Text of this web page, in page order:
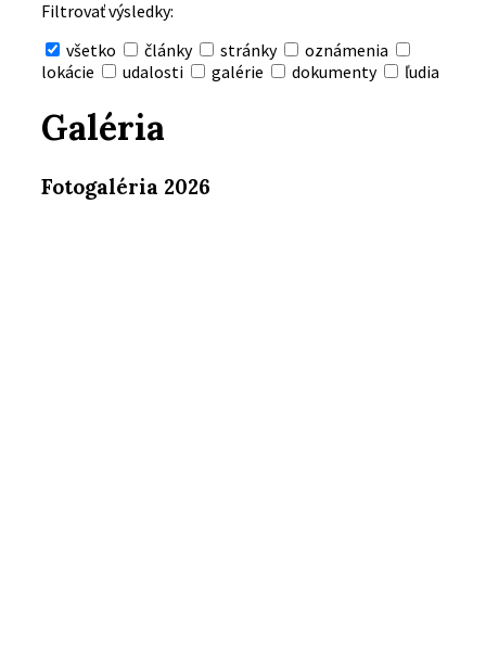
Filtrovať výsledky:
všetko
články stránky
oznámenia
lokácie
udalosti galérie dokumenty ľudia
vyhľadávanie
Galéria
Fotogaléria 2026